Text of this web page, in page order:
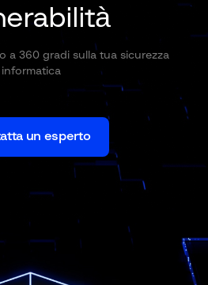
a 360 gradi sulla tua sicurezza
informatica
un esperto